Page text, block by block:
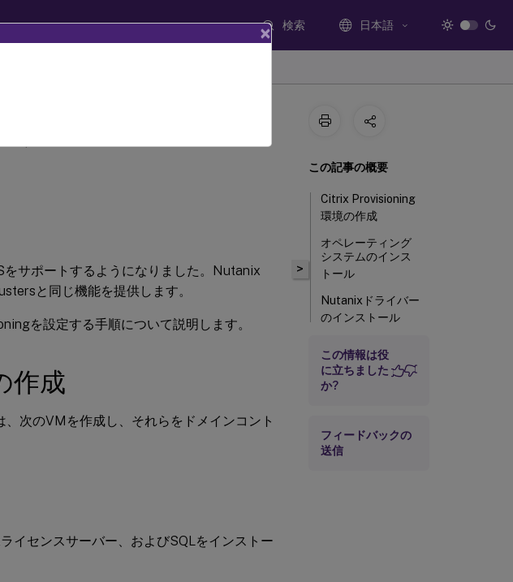
検索 日本語
Citrix
サポートするようになりました。Nutanix
と同じ機能を提供します。
を設定する手順について説明します。
作成
次のVMを作成し、それらをドメインコント
イセンスサーバー、およびSQLをインストー
>
この記事の概要
Citrix Provisioning
環境の作成
オペレーティング
システムのインス
トール
Nutanixドライバー
のインストール
設定
ホスト接続の作成
この情報は役
に立ちました
か?
フィードバックの
送信
×